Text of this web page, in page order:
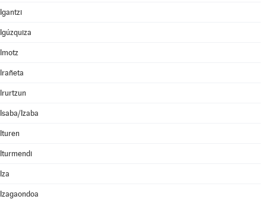
Igantzi
Igúzquiza
Imotz
Irañeta
Irurtzun
Isaba/Izaba
Ituren
Iturmendi
Iza
Izagaondoa